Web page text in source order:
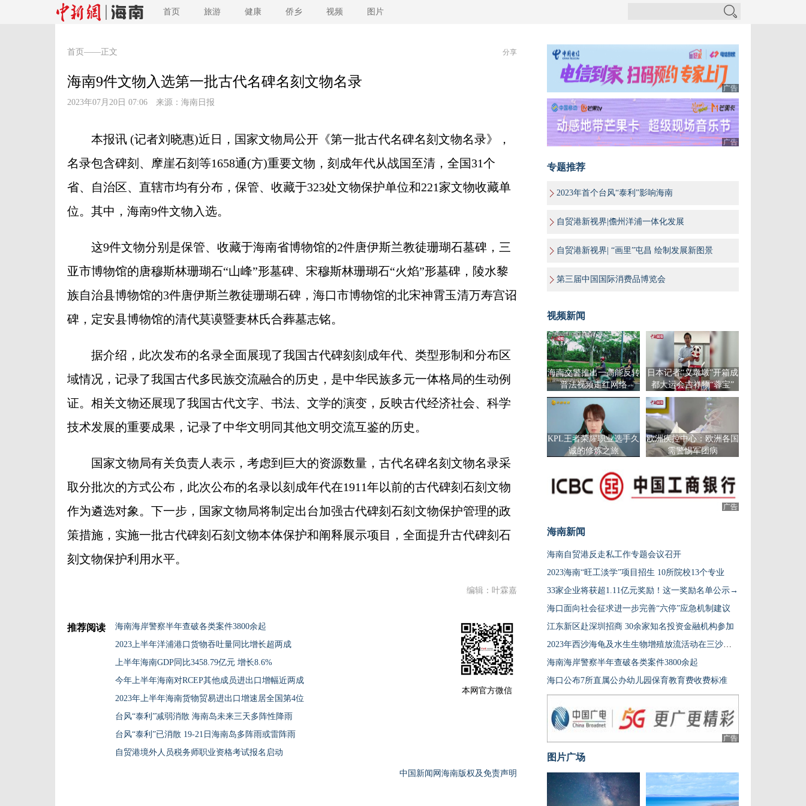
首页 旅游 健康 侨乡 视频 图片
首页 ——正文 分享
海南9件文物入选第一批古代名碑名刻文物名录
2023年07月20日 07:06 来源： 海南日报
本报讯 (记者刘晓惠)近日，国家文物局公开《第一批古代名碑名刻文物名录》，
名录包含碑刻、摩崖石刻等1658通(方)重要文物，刻成年代从战国至清，全国31个
省、自治区、直辖市均有分布，保管、收藏于323处文物保护单位和221家文物收藏单
位。其中，海南9件文物入选。
这9件文物分别是保管、收藏于海南省博物馆的2件唐伊斯兰教徒珊瑚石墓碑，三
亚市博物馆的唐穆斯林珊瑚石“山峰”形墓碑、宋穆斯林珊瑚石“火焰”形墓碑，陵水黎
族自治县博物馆的3件唐伊斯兰教徒珊瑚石碑，海口市博物馆的北宋神霄玉清万寿宫诏
碑，定安县博物馆的清代莫谟暨妻林氏合葬墓志铭。
据介绍，此次发布的名录全面展现了我国古代碑刻刻成年代、类型形制和分布区
域情况，记录了我国古代多民族交流融合的历史，是中华民族多元一体格局的生动例
证。相关文物还展现了我国古代文字、书法、文学的演变，反映古代经济社会、科学
技术发展的重要成果，记录了中华文明同其他文明交流互鉴的历史。
国家文物局有关负责人表示，考虑到巨大的资源数量，古代名碑名刻文物名录采
取分批次的方式公布，此次公布的名录以刻成年代在1911年以前的古代碑刻石刻文物
作为遴选对象。下一步，国家文物局将制定出台加强古代碑刻石刻文物保护管理的政
策措施，实施一批古代碑刻石刻文物本体保护和阐释展示项目，全面提升古代碑刻石
刻文物保护利用水平。
编辑：叶霖嘉
推荐阅读
海南海岸警察半年查破各类案件3800余起
2023上半年洋浦港口货物吞吐量同比增长超两成
上半年海南GDP同比3458.79亿元 增长8.6%
今年上半年海南对RCEP其他成员进出口增幅近两成
2023年上半年海南货物贸易进出口增速居全国第4位
台风“泰利”减弱消散 海南岛未来三天多阵性降雨
台风“泰利”已消散 19-21日海南岛多阵雨或雷阵雨
自贸港境外人员税务师职业资格考试报名启动
本网官方微信
中国新闻网海南版权及免责声明
广告
广告
专题推荐
2023年首个台风“泰利”影响海南
自贸港新视界|儋州洋浦一体化发展
自贸港新视界| “画里”屯昌 绘制发展新图景
第三届中国国际消费品博览会
视频新闻
海南交警推出一高能反转
普法视频走红网络
日本记者“义墩墩”开箱成
都大运会吉祥物“蓉宝”
KPL王者荣耀职业选手久
诚的修炼之旅
欧洲疾控中心：欧洲各国
需警惕军团病
广告
广告
海南新闻
海南自贸港反走私工作专题会议召开
2023海南“旺工淡学”项目招生 10所院校13个专业
33家企业将获超1.11亿元奖励！这一奖励名单公示→
海口面向社会征求进一步完善“六停”应急机制建议
江东新区赴深圳招商 30余家知名投资金融机构参加
2023年西沙海龟及水生生物增殖放流活动在三沙举办
海南海岸警察半年查破各类案件3800余起
海口公布7所直属公办幼儿园保育教育费收费标准
广告
图片广场